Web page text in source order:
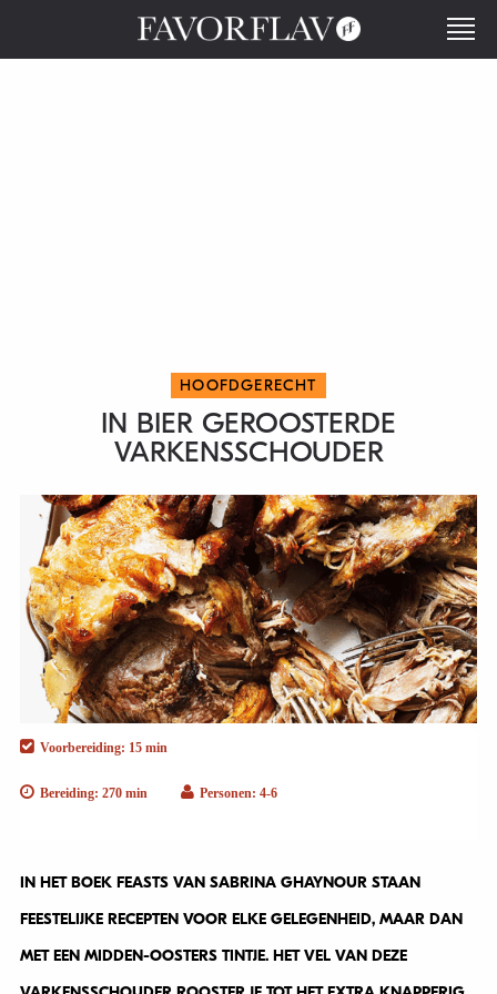
HOOFDGERECHT
IN BIER GEROOSTERDE
VARKENSSCHOUDER
Voorbereiding: 15 min
Bereiding: 270 min Personen: 4-6
IN HET BOEK FEASTS VAN SABRINA GHAYNOUR STAAN
FEESTELIJKE RECEPTEN VOOR ELKE GELEGENHEID, MAAR DAN
MET EEN MIDDEN-OOSTERS TINTJE. HET VEL VAN DEZE